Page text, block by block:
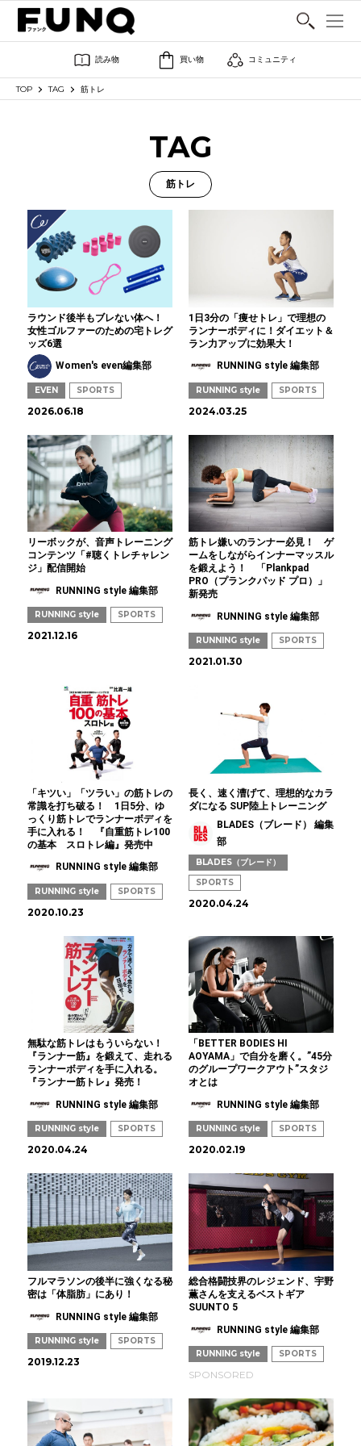
SHARE
読み物 買い物 コミュニティ
TOP TAG 筋トレ
TAG
筋トレ
ラウンド後半もブレない体へ！
女性ゴルファーのための宅トレグ
ッズ6選
Women's even編集部
EVEN SPORTS
2026.06.18
1日3分の「痩せトレ」で理想の
ランナーボディに！ダイエット＆
ラン力アップに効果大！
RUNNING style 編集部
RUNNING style SPORTS
2024.03.25
リーボックが、音声トレーニング
コンテンツ「#聴くトレチャレン
ジ」配信開始
RUNNING style 編集部
RUNNING style SPORTS
2021.12.16
筋トレ嫌いのランナー必見！ ゲ
ームをしながらインナーマッスル
を鍛えよう！ 「Plankpad
PRO（プランクパッド プロ）」
新発売
RUNNING style 編集部
RUNNING style SPORTS
2021.01.30
「キツい」「ツラい」の筋トレの
常識を打ち破る！ 1日5分、ゆ
っくり筋トレでランナーボディを
手に入れる！ 『自重筋トレ100
の基本 スロトレ編』発売中
RUNNING style 編集部
RUNNING style SPORTS
2020.10.23
長く、速く漕げて、理想的なカラ
ダになる SUP陸上トレーニング
BLADES（ブレード） 編集
部
BLADES（ブレード）
SPORTS
2020.04.24
無駄な筋トレはもういらない！
『ランナー筋』を鍛えて、走れる
ランナーボディを手に入れる。
『ランナー筋トレ』発売！
RUNNING style 編集部
RUNNING style SPORTS
2020.04.24
「BETTER BODIES HI
AOYAMA」で自分を磨く。”45分
のグループワークアウト”スタジ
オとは
RUNNING style 編集部
RUNNING style SPORTS
2020.02.19
フルマラソンの後半に強くなる秘
密は「体脂肪」にあり！
RUNNING style 編集部
RUNNING style SPORTS
2019.12.23
総合格闘技界のレジェンド、宇野
薫さんを支えるベストギア
SUUNTO 5
RUNNING style 編集部
RUNNING style SPORTS
SPONSORED